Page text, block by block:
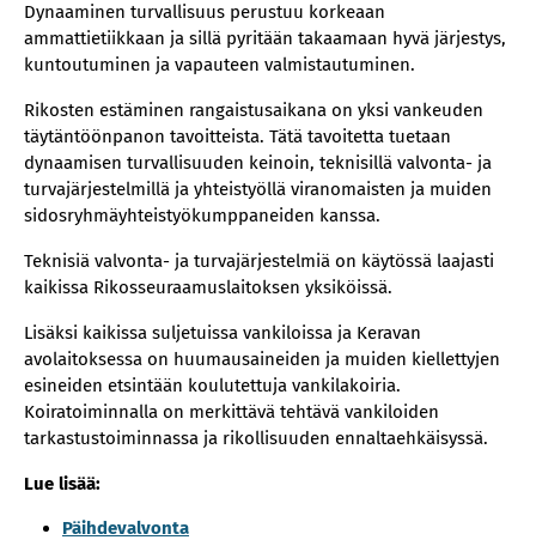
Dynaaminen turvallisuus perustuu korkeaan
ammattietiikkaan ja sillä pyritään takaamaan hyvä järjestys,
kuntoutuminen ja vapauteen valmistautuminen.
Rikosten estäminen rangaistusaikana on yksi vankeuden
täytäntöönpanon tavoitteista. Tätä tavoitetta tuetaan
dynaamisen turvallisuuden keinoin, teknisillä valvonta- ja
turvajärjestelmillä ja yhteistyöllä viranomaisten ja muiden
sidosryhmäyhteistyökumppaneiden kanssa.
Teknisiä valvonta- ja turvajärjestelmiä on käytössä laajasti
kaikissa Rikosseuraamuslaitoksen yksiköissä.
Lisäksi kaikissa suljetuissa vankiloissa ja Keravan
avolaitoksessa on huumausaineiden ja muiden kiellettyjen
esineiden etsintään koulutettuja vankilakoiria.
Koiratoiminnalla on merkittävä tehtävä vankiloiden
tarkastustoiminnassa ja rikollisuuden ennaltaehkäisyssä.
Lue lisää:
Päihdevalvonta